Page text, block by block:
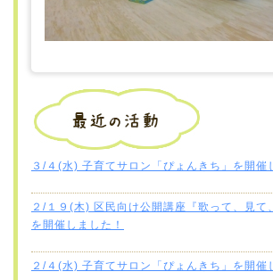
３/４(水) 子育てサロン「ぴょんきち」を開催
２/１９(木) 区民向け公開講座『歌って、見て
を開催しました！
２/４(水) 子育てサロン「ぴょんきち」を開催